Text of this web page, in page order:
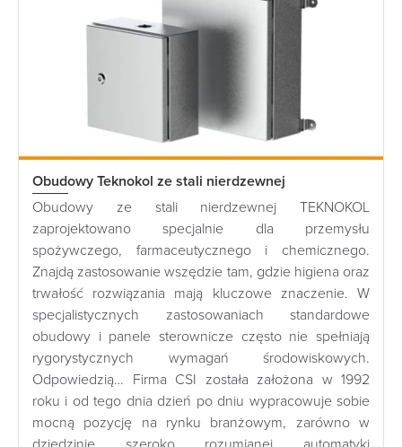
Obudowy Teknokol ze stali nierdzewnej
Obudowy ze stali nierdzewnej TEKNOKOL
zaprojektowano specjalnie dla przemysłu
spożywczego, farmaceutycznego i chemicznego.
Znajdą zastosowanie wszędzie tam, gdzie higiena oraz
trwałość rozwiązania mają kluczowe znaczenie. W
specjalistycznych zastosowaniach standardowe
obudowy i panele sterownicze często nie spełniają
rygorystycznych wymagań środowiskowych.
Odpowiedzią… Firma CSI została założona w 1992
roku i od tego dnia dzień po dniu wypracowuje sobie
mocną pozycję na rynku branżowym, zarówno w